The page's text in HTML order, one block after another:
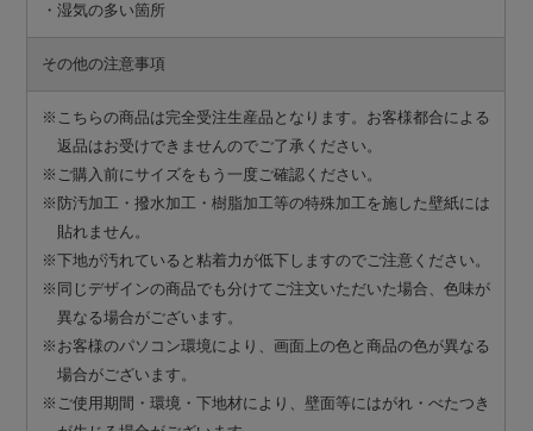
・湿気の多い箇所
その他の注意事項
※こちらの商品は完全受注生産品となります。お客様都合による
返品はお受けできませんのでご了承ください。
※ご購入前にサイズをもう一度ご確認ください。
※防汚加工・撥水加工・樹脂加工等の特殊加工を施した壁紙には
貼れません。
※下地が汚れていると粘着力が低下しますのでご注意ください。
※同じデザインの商品でも分けてご注文いただいた場合、色味が
異なる場合がございます。
※お客様のパソコン環境により、画面上の色と商品の色が異なる
場合がございます。
※ご使用期間・環境・下地材により、壁面等にはがれ・べたつき